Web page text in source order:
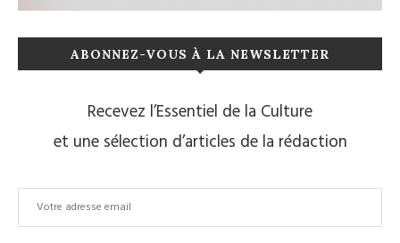
ABONNEZ-VOUS À LA NEWSLETTER
Recevez l’Essentiel de la Culture
et une sélection d’articles de la rédaction